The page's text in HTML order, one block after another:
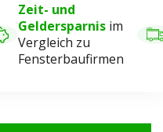
Zeit- und
Geldersparnis im
Vergleich zu
Fensterbaufirmen